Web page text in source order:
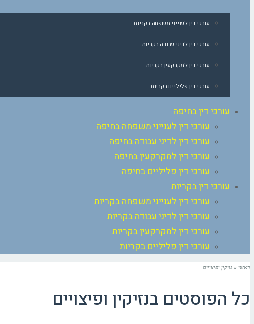
עורכי דין לענייני משפחה בקריות
עורכי דין לדיני עבודה בקריות
עורכי דין למקרקעין בקריות
עורכי דין פליליים בקריות
עורכי דין בחיפה
עורכי דין לענייני משפחה בחיפה
עורכי דין לדיני עבודה בחיפה
עורכי דין למקרקעין בחיפה
עורכי דין פליליים בחיפה
עורכי דין בקריות
עורכי דין לענייני משפחה בקריות
עורכי דין לדיני עבודה בקריות
עורכי דין למקרקעין בקריות
עורכי דין פליליים בקריות
ראשי » נזיקין ופיצויים
כל הפוסטים בנזיקין ופיצויים